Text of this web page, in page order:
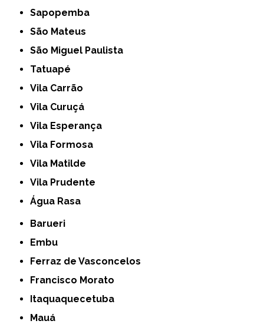
Sapopemba
São Mateus
São Miguel Paulista
Tatuapé
Vila Carrão
Vila Curuçá
Vila Esperança
Vila Formosa
Vila Matilde
Vila Prudente
Água Rasa
Barueri
Embu
Ferraz de Vasconcelos
Francisco Morato
Itaquaquecetuba
Mauá